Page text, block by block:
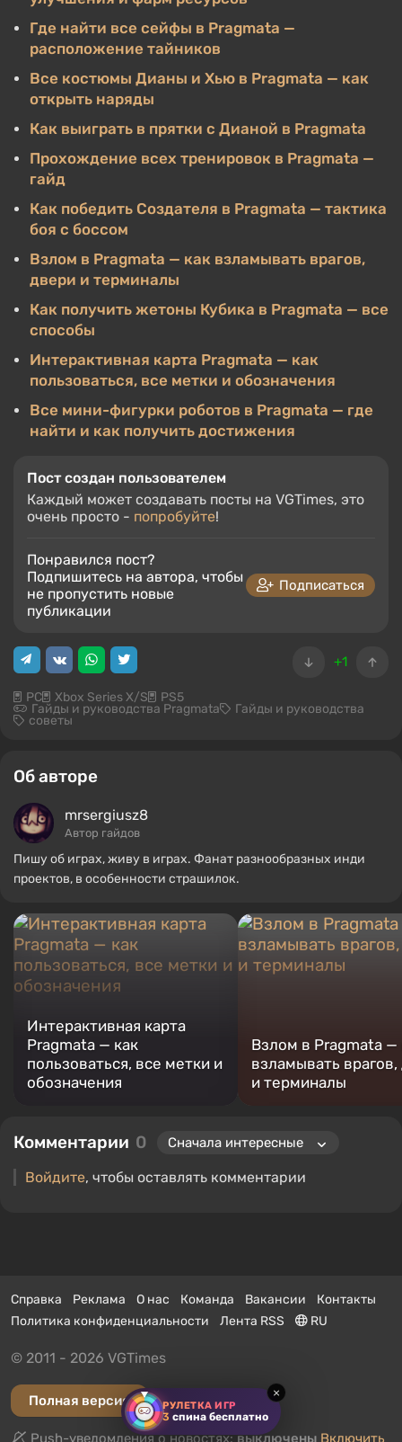
РУЛЕТКА ИГР
3 спина бесплатно
×
Где найти все сейфы в Pragmata —
расположение тайников
Все костюмы Дианы и Хью в Pragmata — как
открыть наряды
Как выиграть в прятки с Дианой в Pragmata
Прохождение всех тренировок в Pragmata —
гайд
Как победить Создателя в Pragmata — тактика
боя с боссом
Взлом в Pragmata — как взламывать врагов,
двери и терминалы
Как получить жетоны Кубика в Pragmata — все
способы
Интерактивная карта Pragmata — как
пользоваться, все метки и обозначения
Все мини-фигурки роботов в Pragmata — где
найти и как получить достижения
Пост создан пользователем
Каждый может создавать посты на VGTimes, это
очень просто - попробуйте!
Понравился пост?
Подпишитесь на автора, чтобы
не пропустить новые
публикации
Подписаться
+1
PC Xbox Series X/S PS5
Гайды и руководства Pragmata Гайды и руководства
советы
Об авторе
mrsergiusz8
Автор гайдов
Пишу об играх, живу в играх. Фанат разнообразных инди
проектов, в особенности страшилок.
Интерактивная карта
Pragmata — как
пользоваться, все метки и
обозначения
Взлом в Pragmata —
взламывать
и терминалы
Комментарии 0
Войдите, чтобы оставлять комментарии
Справка Реклама О нас Команда Вакансии
Контакты
Политика конфиденциальности
Лента RSS RU
© 2011 - 2026 VGTimes
Полная версия
Push-уведомления о новостях:выключены Включить